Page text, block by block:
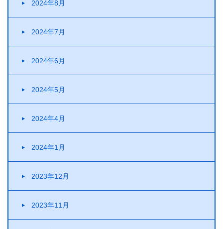
2024年8月
2024年7月
2024年6月
2024年5月
2024年4月
2024年1月
2023年12月
2023年11月